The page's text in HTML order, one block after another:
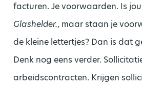
facturen. Je voorwaarden. Is
Glashelder., maar staan je
de kleine lettertjes? Dan is dat
Denk nog eens verder.
arbeidscontracten. Krijgen